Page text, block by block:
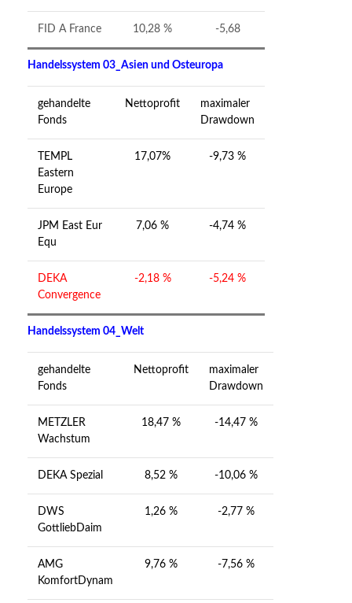
FID A France 10,28 % -5,68
Handelssystem 03_Asien und Osteuropa
gehandelte
Fonds
Nettoprofit
maximaler
Drawdown
TEMPL
Eastern
Europe
17,07% -9,73 %
JPM East Eur
Equ
7,06 % -4,74 %
DEKA
Convergence
-2,18 % -5,24 %
Handelssystem 04_Welt
gehandelte
Fonds
Nettoprofit
maximaler
Drawdown
METZLER
Wachstum
18,47 % -14,47 %
DEKA Spezial 8,52 % -10,06 %
DWS
GottliebDaim
1,26 % -2,77 %
AMG
KomfortDynam
9,76 % -7,56 %